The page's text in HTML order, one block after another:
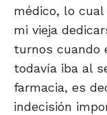
médico, lo
mi vieja
turnos cuando
todavía iba al
farmacia, es
indecisión